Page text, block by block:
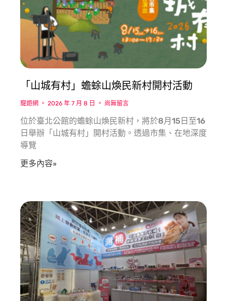
「山城有村」蟾蜍山煥民新村開村活動
寵遊網 2026 年 7 月 8 日 尚無留言
位於臺北公館的蟾蜍山煥民新村，將於8月15日至16
日舉辦「山城有村」開村活動。透過市集、在地深度
導覽
更多內容»